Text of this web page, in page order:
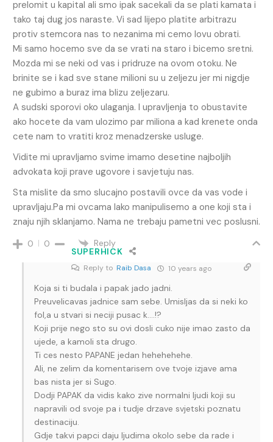
prelomit u kapital ali smo ipak sacekali da se plati kamata i
tako taj dug jos naraste. Vi sad lijepo platite arbitrazu
protiv stemcora nas to nezanima mi cemo lovu obrati.
Mi samo hocemo sve da se vrati na staro i bicemo sretni.
Mozda mi se neki od vas i pridruze na ovom otoku. Ne
brinite se i kad sve stane milioni su u zeljezu jer mi nigdje
ne gubimo a buraz ima blizu zeljezaru.
A sudski sporovi oko ulaganja. I upravljenja to obustavite
ako hocete da vam ulozimo par miliona a kad krenete onda
cete nam to vratiti kroz menadzerske usluge.
Vidite mi upravljamo svime imamo desetine najboljih
advokata koji prave ugovore i savjetuju nas.
Sta mislite da smo slucajno postavili ovce da vas vode i
upravljaju.Pa mi ovcama lako manipulisemo a one koji sta i
znaju njih sklanjamo. Nama ne trebaju pametni vec poslusni.
0 0
Reply
SUPERHICK
Reply to Raib Dasa 10 years ago
Koja si ti budala i papak jado jadni.
Preuvelicavas jadnice sam sebe. Umisljas da si neki ko
fol,a u stvari si neciji pusac k….!?
Koji prije nego sto su ovi dosli cuko nije imao zasto da
ujede, a kamoli sta drugo.
Ti ces nesto PAPANE jedan hehehehehe.
Ali, ne zelim da komentarisem ove tvoje izjave ama
bas nista jer si Sugo.
Dodji PAPAK da vidis kako zive normalni ljudi koji su
napravili od svoje pa i tudje drzave svjetski poznatu
destinaciju.
Gdje takvi papci daju ljudima okolo sebe da rade i